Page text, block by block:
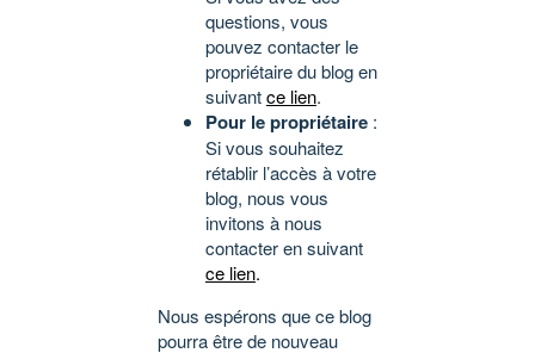
questions, vous
pouvez contacter le
propriétaire du blog en
suivantce lien.
Pour le propriétaire :
Si vous souhaitez
rétablir l’accès à votre
blog, nous vous
invitons à nous
contacter en suivant
ce lien.
Nous espérons que ce blog
pourra être de nouveau